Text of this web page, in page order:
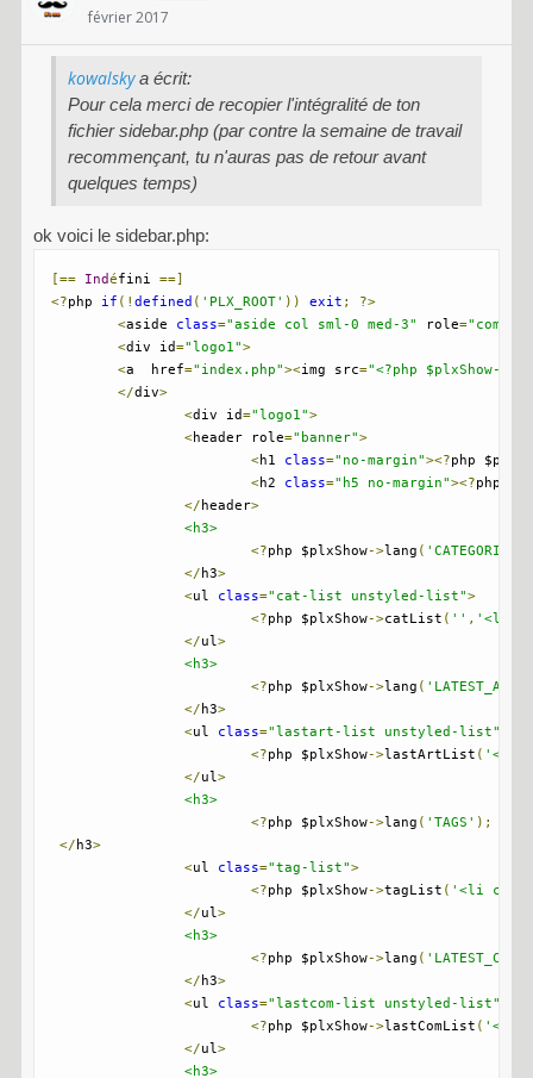
février 2017
kowalskya écrit:
Pour cela merci de recopier l'intégralité de ton
fichier sidebar.php (par contre la semaine de travail
recommençant, tu n'auras pas de retour avant
quelques temps)
ok voici le sidebar.php:
[== Indéfini ==]
<?php if (! defined ( 'PLX_ROOT' )) exit ;
?>
<aside class="aside col sml-0 med-3" role=
<div id="logo1">
<a  href="index.php"><img src="<?php $plxShow-
</div>
<div id="logo1">
<header role="banner">
<h1 class="no-margin"><?php
<h2 class="h5 no-margin"><?php
</ header>
<h3>
<?php $plxShow->lang ( 'CATEGORIES'
</ h3>
<ul class="cat-list unstyled-list">
<?php $plxShow->catList ( '' , '<li
</ul >
<h3>
<?php $plxShow->lang (
</ h3>
<ul class="lastart-list unstyled-list"
<?php $plxShow->lastArtList (
</ul >
<h3>
<?php $plxShow->lang ( 'TAGS' );
</ h3>
<ul class="tag-list">
<?php $plxShow->tagList ( '<li
</ul >
<h3>
<?php $plxShow->lang (
</ h3>
<ul class="lastcom-list unstyled-list"
<?php $plxShow->lastComList (
</ul >
<h3>